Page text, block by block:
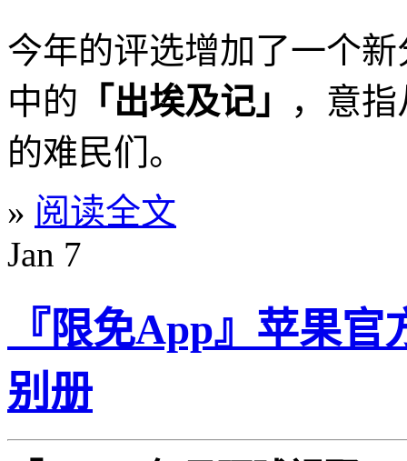
今年的评选增加了一个
中的 「出埃及记」
，意
的难民们。
» 阅读全文
Jan 7
『限免App』苹果
别册